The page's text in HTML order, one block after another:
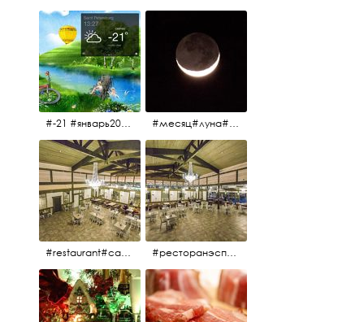
#-21 #январь2017 #зима2017 #санктпетербург2017 #месяц#луна#африканскаялуна#moon#moon🌙
#restaurant#candidates #aspila #restaurantaspils ресторан#ресторанэспиля#эспланада#концертнаяэстрада #ресторанэспиля#restaurantaspils#aspila#candidates#эспланада#концертнаяэстрада